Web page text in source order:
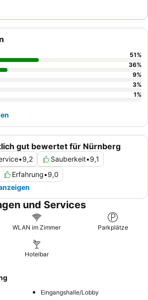
einen großartigen Start in den Tag
bearbeiten. Für ein ruhigeres Erlebnis
mit Gartenblick anzufragen.
gut bewertet für Nürnberg
•9,2 Sauberkeit•9,1
Erfahrung•9,0
51%
36%
9%
3%
1%
und Services
WLAN im Zimmer Parkplätze
Hotelbar
Eingangshalle/Lobby